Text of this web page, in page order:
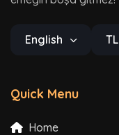
English TL
Quick Menu
Home